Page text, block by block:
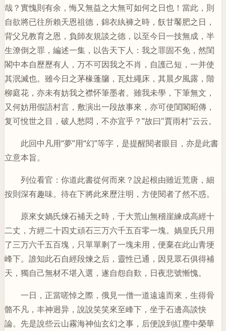
哉？實愧則有余，悔又無益之大無可如何之日也！當此，則
自欲將已往所賴天恩祖德，錦衣紈褲之時，飫甘饜肥之日，
背父兄教育之恩，負師友規談之德，以至今日一技無成，半
生潦倒之罪，編述一集，以告天下人：我之罪固不免，然閨
閣中本自歷歷有人，万不可因我之不肖，自護己短，一并使
其泯滅也。雖今日之茅椽蓬牖，瓦灶繩床，其晨夕風露，階
柳庭花，亦未有妨我之襟怀筆墨者。雖我未學，下筆無文，
又何妨用假語村言，敷演出一段故事來，亦可使閨閣昭傳，
复可悅世之目，破人愁悶，不亦宜乎？”故曰"賈雨村"云云。
此回中凡用“夢”用“幻”等字，是提醒閱者眼目，亦是此書
立意本旨。
列位看官：你道此書從何而來？說起根由雖近荒唐，細
按則深有趣味。待在下將此來歷注明，方使閱者了然不惑。
原來女媧氏煉石補天之時，于大荒山無稽崖練成高經十
二丈，方經二十四丈頑石三万六千五百零一塊。媧皇氏只用
了三万六千五百塊，只單單剩了一塊未用，便棄在此山青埂
峰下。誰知此石自經段煉之后，靈性已通，因見眾石俱得補
天，獨自己無材不堪入選，遂自怨自歎，日夜悲號慚愧。
一日，正當嗟悼之際，俄見一僧一道遠遠而來，生得骨
骼不凡，丰神迥异，說說笑笑來至峰下，坐于石邊高談快
論。先是說些云山霧海神仙玄幻之事，后便說到紅塵中榮華